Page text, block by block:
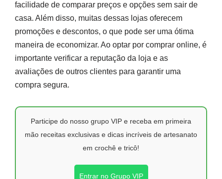
facilidade de comparar preços e opções sem sair de
casa. Além disso, muitas dessas lojas oferecem
promoções e descontos, o que pode ser uma ótima
maneira de economizar. Ao optar por comprar online, é
importante verificar a reputação da loja e as
avaliações de outros clientes para garantir uma
compra segura.
Participe do nosso grupo VIP e receba em primeira
mão receitas exclusivas e dicas incríveis de artesanato
em crochê e tricô!
Entrar no Grupo VIP